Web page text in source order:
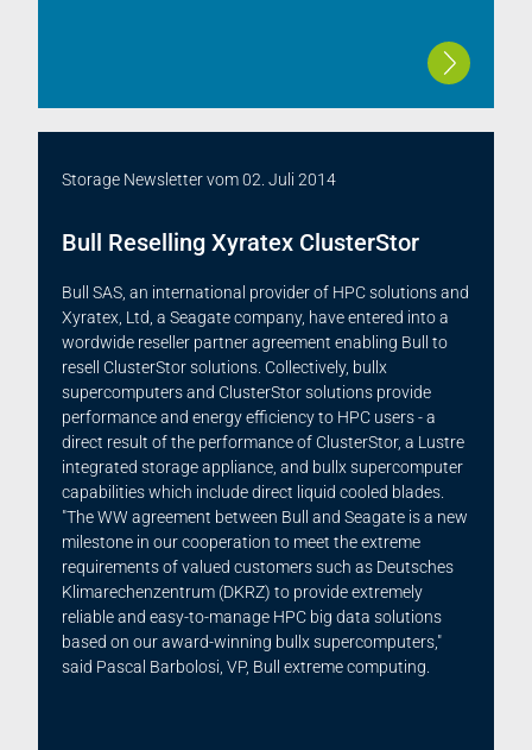
Storage Newslettervom02. Juli 2014
Bull Reselling Xyratex ClusterStor
Bull SAS, an international provider of HPC solutions and
Xyratex, Ltd, a Seagate company, have entered into a
wordwide reseller partner agreement enabling Bull to
resell ClusterStor solutions. Collectively, bullx
supercomputers and ClusterStor solutions provide
performance and energy efficiency to HPC users - a
direct result of the performance of ClusterStor, a Lustre
integrated storage appliance, and bullx supercomputer
capabilities which include direct liquid cooled blades.
"The WW agreement between Bull and Seagate is a new
milestone in our cooperation to meet the extreme
requirements of valued customers such as Deutsches
Klimarechenzentrum (DKRZ) to provide extremely
reliable and easy-to-manage HPC big data solutions
based on our award-winning bullx supercomputers,"
said Pascal Barbolosi, VP, Bull extreme computing.